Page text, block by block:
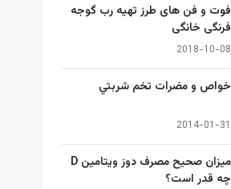
فوت و فن های طرز تهیه رب گوجه
فرنگی خانگی
2018-10-08
خواص و مضرات تخم شربتي
2014-01-31
میزان صحیح مصرف دوز ویتامین D
چه قدر است؟